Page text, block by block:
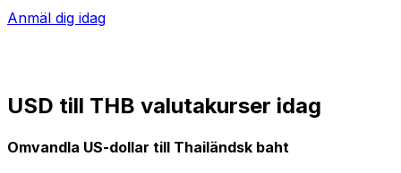
Anmäl dig idag
USD till THB valutakurser idag
Omvandla US-dollar till Thailändsk baht